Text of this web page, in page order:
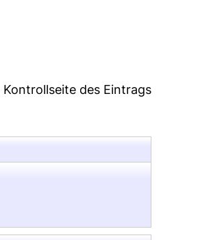
Kontrollseite des Eintrags